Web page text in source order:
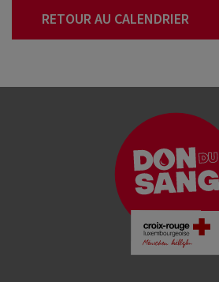
RETOUR AU CALENDRIER